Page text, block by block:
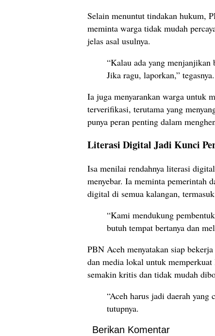
Selain menuntut tindakan hukum,
meminta warga tidak mudah
jelas asal usulnya.
“Kalau ada yang
Jika ragu, laporkan,” tegasnya.
Ia juga menyarankan warga untuk
terverifikasi, terutama yang
punya peran penting dalam
Literasi Digital Jadi Kunci
Isa menilai rendahnya literasi
menyebar. Ia meminta pemerintah
digital di semua kalangan,
“Kami mendukung
butuh tempat bertanya dan
PBN Aceh menyatakan siap
dan media lokal untuk
semakin kritis dan tidak mudah
“Aceh harus jadi daerah yang
tutupnya.
Berikan Komentar